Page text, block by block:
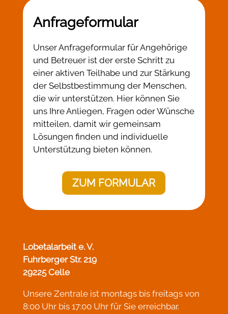
Anfrageformular
Unser Anfrageformular für Angehörige
und Betreuer ist der erste Schritt zu
einer aktiven Teilhabe und zur Stärkung
der Selbstbestimmung der Menschen,
die wir unterstützen. Hier können Sie
uns Ihre Anliegen, Fragen oder Wünsche
mitteilen, damit wir gemeinsam
Lösungen finden und individuelle
Unterstützung bieten können.
ZUM FORMULAR
Lobetalarbeit e. V.
Fuhrberger Str. 219
29225 Celle
Unsere Zentrale ist montags bis freitags von
8:00 Uhr bis 17:00 Uhr für Sie erreichbar.